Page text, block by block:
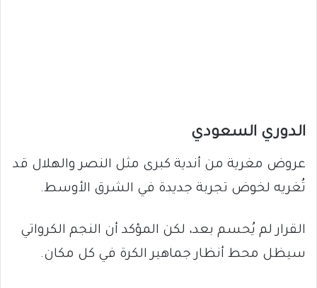
الدوري السعودي
عروض مغرية من أندية كبرى مثل النصر والهلال قد
تُغريه لخوض تجربة جديدة في الشرق الأوسط.
القرار لم يُحسم بعد، لكن المؤكد أن النجم الكرواتي
سيظل محط أنظار جماهير الكرة في كل مكان.